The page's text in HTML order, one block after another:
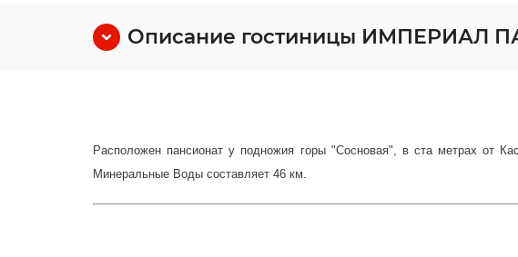
Описание гостиницы ИМПЕРИАЛ
Расположен пансионат у подножия горы "Сосновая", в ста метрах от
Минеральные Воды составляет 46 км.